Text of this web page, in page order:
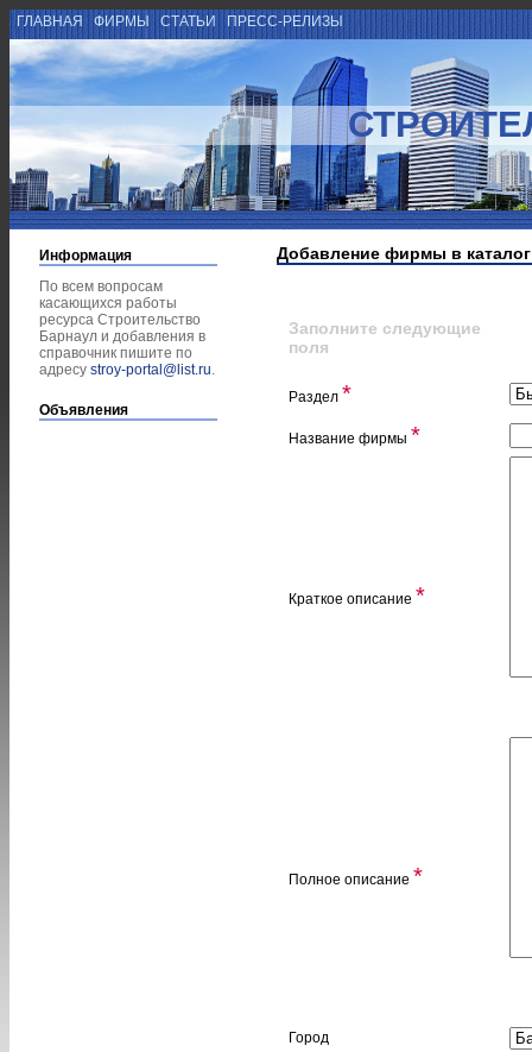
ГЛАВНАЯ ФИРМЫ СТАТЬИ ПРЕСС-РЕЛИЗЫ
Информация
По всем вопросам
касающихся работы
ресурса Строительство
Барнаул и добавления в
справочник пишите по
адресу stroy-portal@list.ru.
Объявления
Добавление фирмы в каталог
Заполните следующие
поля
Раздел *
Название фирмы *
Краткое описание *
Полное описание *
Город